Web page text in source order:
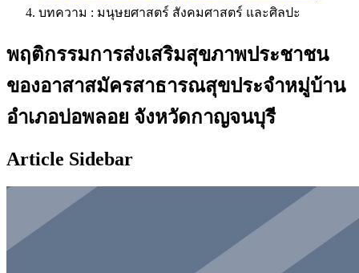
บทความ : มนุษยศาสตร์ สังคมศาสตร์ และศิลปะ
พฤติกรรมการส่งเสริมสุขภาพประชาชน
ของอาสาสมัครสาธารณสุขประจำหมู่บ้าน
อำเภอบ่อพลอย จังหวัดกาญจนบุรี
Article Sidebar